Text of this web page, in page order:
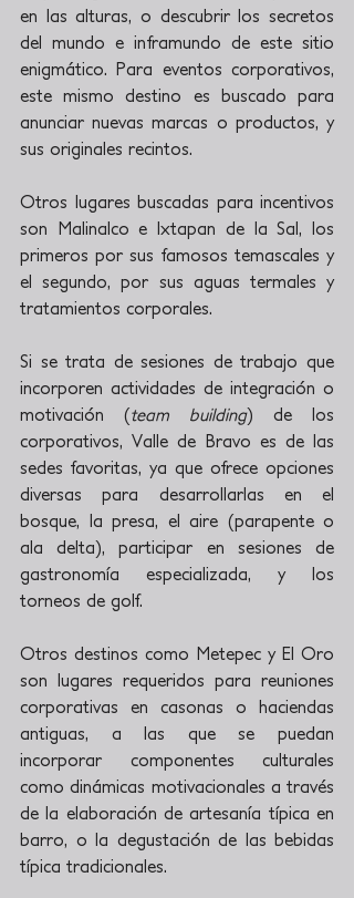
en las alturas, o descubrir los secretos
del mundo e inframundo de este sitio
enigmático. Para eventos corporativos,
este mismo destino es buscado para
anunciar nuevas marcas o productos, y
sus originales recintos.
Otros lugares buscadas para incentivos
son Malinalco e Ixtapan de la Sal, los
primeros por sus famosos temascales y
el segundo, por sus aguas termales y
tratamientos corporales.
Si se trata de sesiones de trabajo que
incorporen actividades de integración o
motivación (team building) de los
corporativos, Valle de Bravo es de las
sedes favoritas, ya que ofrece opciones
diversas para desarrollarlas en el
bosque, la presa, el aire (parapente o
ala delta), participar en sesiones de
gastronomía especializada, y los
torneos de golf.
Otros destinos como Metepec y El Oro
son lugares requeridos para reuniones
corporativas en casonas o haciendas
antiguas, a las que se puedan
incorporar componentes culturales
como dinámicas motivacionales a través
de la elaboración de artesanía típica en
barro, o la degustación de las bebidas
típica tradicionales.